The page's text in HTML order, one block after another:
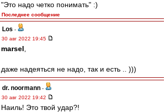
"Это надо четко понимать" :)
Последнее сообщение
Los -
30 авг 2022 19:45
marsel
даже надеяться не надо, так и есть .. )))
dr. noormann -
30 авг 2022 19:42
Наиль! Это твой удар?!